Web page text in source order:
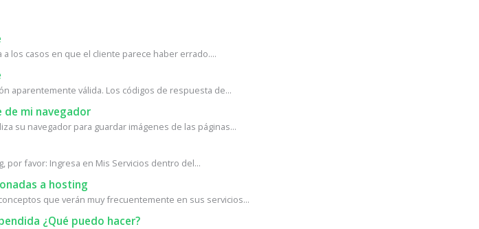
los casos en que el cliente parece haber errado....
aparentemente válida. Los códigos de respuesta de...
de mi navegador
su navegador para guardar imágenes de las páginas...
por favor: Ingresa en Mis Servicios dentro del...
a hosting
que verán muy frecuentemente en sus servicios...
¿Qué puedo hacer?